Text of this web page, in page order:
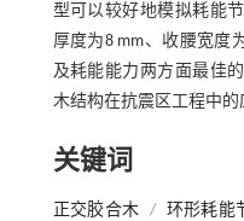
型可以较好地模拟耗能
厚度为8 mm、收腰宽度
及耗能能力两方面最佳
木结构在抗震区工程中的
关键词
正交胶合木 / 环形耗能